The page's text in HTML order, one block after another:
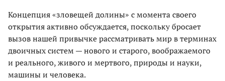
Концепция «зловещей долины» с момента своего
открытия активно обсуждается, поскольку бросает
вызов нашей привычке рассматривать мир в терминах
двоичных систем — нового и старого, воображаемого
и реального, живого и мертвого, природы и науки,
машины и человека.